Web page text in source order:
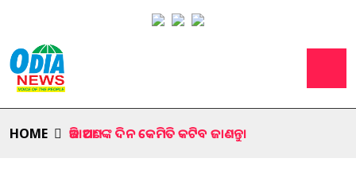
HOME ଆଜି ଆପଣଙ୍କ ଦିନ କେମିତି କଟିବ ଜାଣନ୍ତୁ।